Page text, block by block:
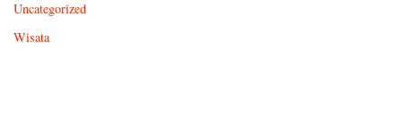
Uncategorized
Wisata